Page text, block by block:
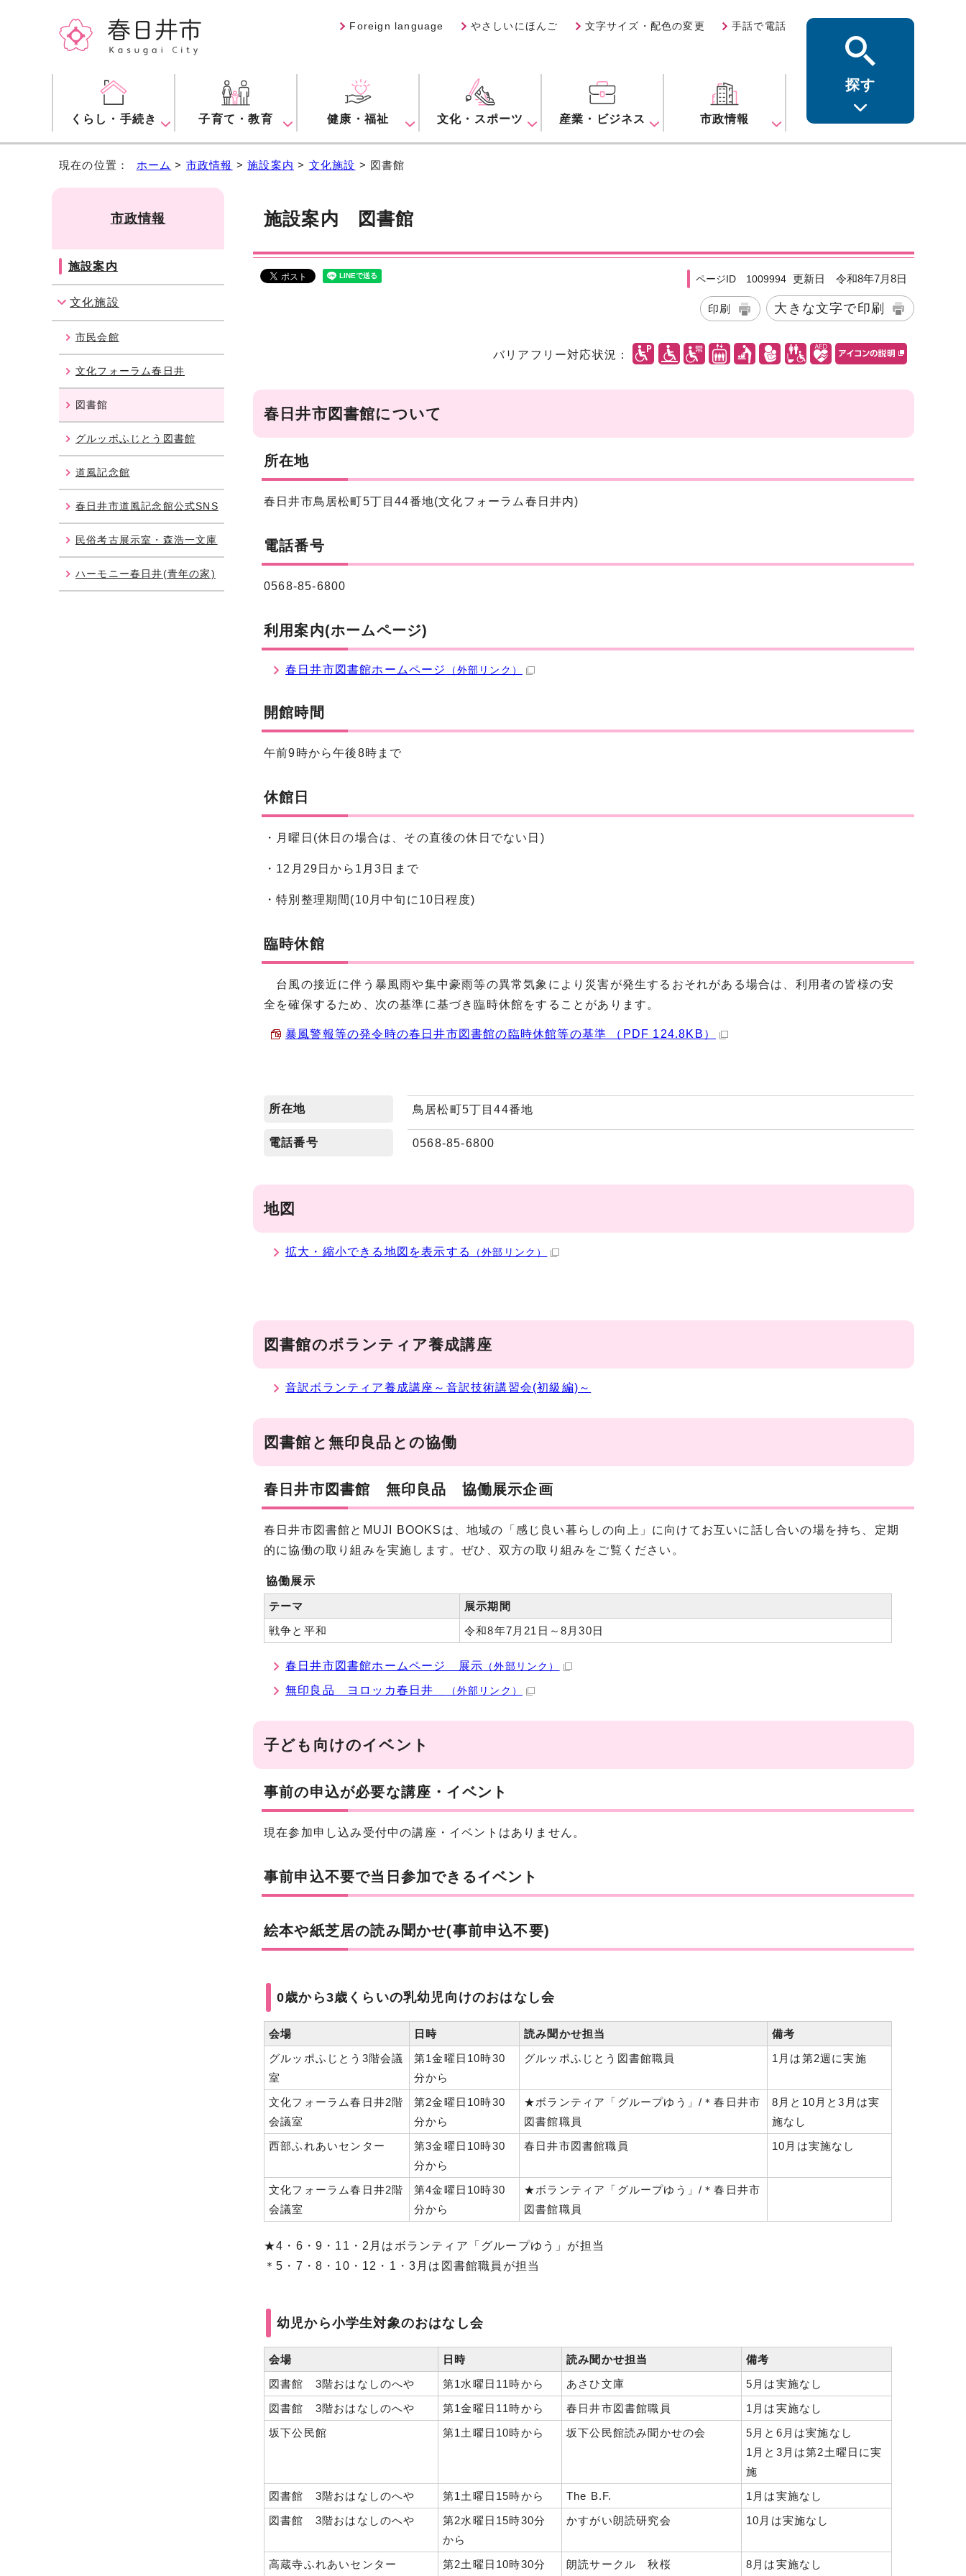
Foreign language やさしいにほんご 文字サイズ・配色の変更 手話で電話
くらし・手続き 子育て・教育 健康・福祉 文化・スポーツ 産業・ビジネス 市政情報
探す
現在の位置： ホーム > 市政情報 >施設案内 > 文化施設 > 図書館
施設案内 図書館
ページID 1009994 更新日 令和8年7月8日
印刷 大きな文字で印刷
バリアフリー対応状況：
春日井市図書館について
所在地
春日井市鳥居松町5丁目44番地(文化フォーラム春日井内)
電話番号
0568-85-6800
利用案内(ホームページ)
春日井市図書館ホームページ （外部リンク）
開館時間
午前9時から午後8時まで
休館日
・月曜日(休日の場合は、その直後の休日でない日)
・12月29日から1月3日まで
・特別整理期間(10月中旬に10日程度)
臨時休館
台風の接近に伴う暴風雨や集中豪雨等の異常気象により災害が発生するおそれがある場合は、利用者の皆様の安
全を確保するため、次の基準に基づき臨時休館をすることがあります。
暴風警報等の発令時の春日井市図書館の臨時休館等の基準 （PDF 124.8KB）
所在地 鳥居松町5丁目44番地
電話番号 0568-85-6800
地図
拡大・縮小できる地図を表示する （外部リンク）
図書館のボランティア養成講座
音訳ボランティア養成講座～音訳技術講習会(初級編)～
図書館と無印良品との協働
春日井市図書館 無印良品 協働展示企画
春日井市図書館とMUJI BOOKSは、地域の「感じ良い暮らしの向上」に向けてお互いに話し合いの場を持ち、定期
的に協働の取り組みを実施します。ぜひ、双方の取り組みをご覧ください。
協働展示
テーマ
展示期間
戦争と平和
令和8年7月21日～8月30日
春日井市図書館ホームページ 展示 （外部リンク）
無印良品 ヨロッカ春日井 （外部リンク）
子ども向けのイベント
事前の申込が必要な講座・イベント
現在参加申し込み受付中の講座・イベントはありません。
事前申込不要で当日参加できるイベント
絵本や紙芝居の読み聞かせ(事前申込不要)
0歳から3歳くらいの乳幼児向けのおはなし会
会場 日時 読み聞かせ担当
備考
グルッポふじとう3階会議
室
第1金曜日10時30
分から
グルッポふじとう図書館職員 1月は第2週に実施
文化フォーラム春日井2階
会議室
第2金曜日10時30
分から
★ボランティア「グループゆう」/＊春日井市
図書館職員
8月と10月と3月は実
施なし
西部ふれあいセンター
第3金曜日10時30
分から
春日井市図書館職員 10月は実施なし
文化フォーラム春日井2階
会議室
第4金曜日10時30
分から
★ボランティア「グループゆう」/＊春日井市
図書館職員
★4・6・9・11・2月はボランティア「グループゆう」が担当
＊5・7・8・10・12・1・3月は図書館職員が担当
幼児から小学生対象のおはなし会
会場 日時 読み聞かせ担当
備考
図書館 3階おはなしのへや
第1水曜日11時から あさひ文庫
5月は実施なし
図書館 3階おはなしのへや
第1金曜日11時から 春日井市図書館職員
1月は実施なし
坂下公民館
第1土曜日10時から 坂下公民館読み聞かせの会
5月と6月は実施なし
1月と3月は第2土曜日に実
施
図書館 3階おはなしのへや
第1土曜日15時から The B.F.
1月は実施なし
図書館 3階おはなしのへや
第2水曜日15時30分
から
かすがい朗読研究会 10月は実施なし
高蔵寺ふれあいセンター 第2土曜日10時30分 朗読サークル 秋桜 8月は実施なし
市政情報
施設案内
文化施設
市民会館
文化フォーラム春日井
図書館
グルッポふじとう図書館
道風記念館
春日井市道風記念館公式SNS
民俗考古展示室・森浩一文庫
ハーモニー春日井(青年の家)